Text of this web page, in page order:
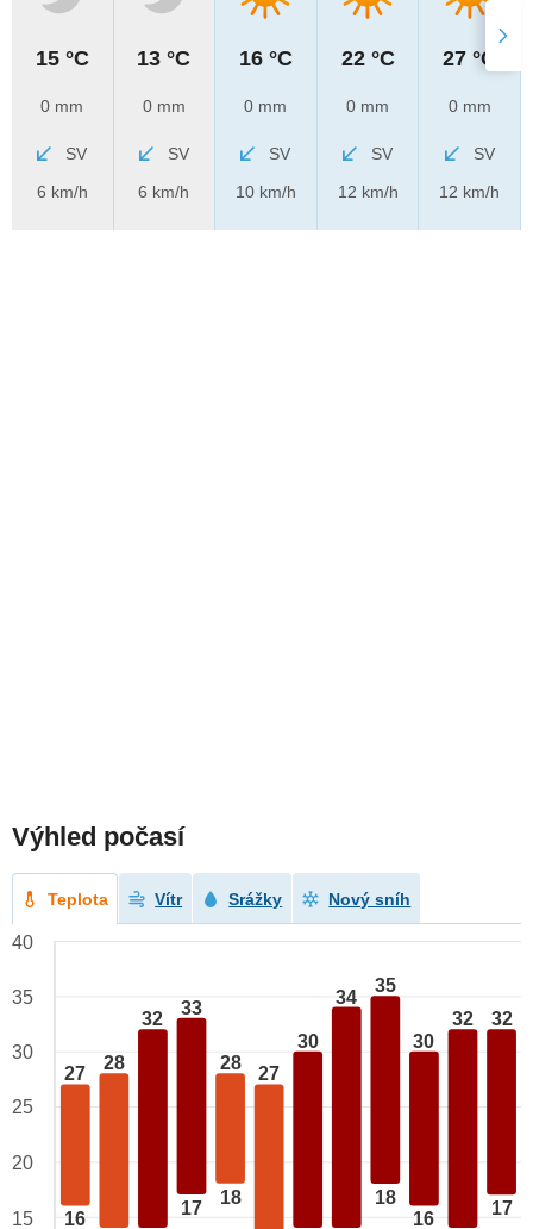
15 °C
0 mm
SV
6 km/h
13 °C
0 mm
SV
6 km/h
16 °C
0 mm
SV
10 km/h
22 °C
0 mm
SV
12 km/h
27 °C
0 mm
SV
12 km/h
Výhled počasí
Teplota Vítr Srážky Nový sníh
27
16
28
32
33
17
28
18
27
30
34
35
18
30
16
32 32
17
40
35
30
25
20
15